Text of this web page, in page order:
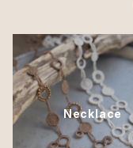
Necklace